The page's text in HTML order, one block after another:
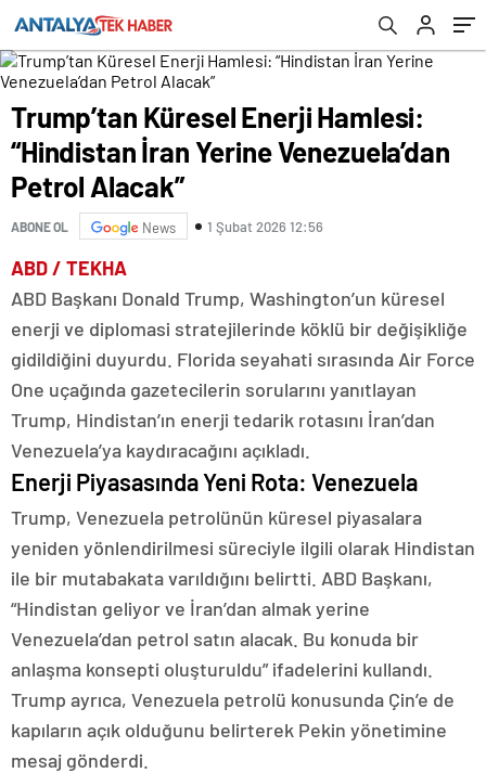
Trump’tan Küresel Enerji Hamlesi:
“Hindistan İran Yerine Venezuela’dan
Petrol Alacak”
ABONE OL News 1 Şubat 2026 12:56
ABD / TEKHA
ABD Başkanı Donald Trump, Washington’un küresel
enerji ve diplomasi stratejilerinde köklü bir değişikliğe
gidildiğini duyurdu. Florida seyahati sırasında Air Force
One uçağında gazetecilerin sorularını yanıtlayan
Trump, Hindistan’ın enerji tedarik rotasını İran’dan
Venezuela’ya kaydıracağını açıkladı.
Enerji Piyasasında Yeni Rota: Venezuela
Trump, Venezuela petrolünün küresel piyasalara
yeniden yönlendirilmesi süreciyle ilgili olarak Hindistan
ile bir mutabakata varıldığını belirtti. ABD Başkanı,
“Hindistan geliyor ve İran’dan almak yerine
Venezuela’dan petrol satın alacak. Bu konuda bir
anlaşma konsepti oluşturuldu” ifadelerini kullandı.
Trump ayrıca, Venezuela petrolü konusunda Çin’e de
kapıların açık olduğunu belirterek Pekin yönetimine
mesaj gönderdi.